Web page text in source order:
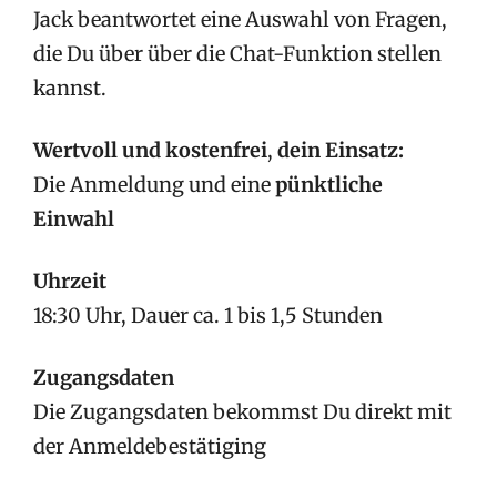
Jack beantwortet eine Auswahl von Fragen,
die Du über über die Chat-Funktion stellen
kannst.
Wertvoll und kostenfrei, dein Einsatz:
Die Anmeldung und einepünktliche
Einwahl
Uhrzeit
18:30 Uhr, Dauer ca. 1 bis 1,5 Stunden
Zugangsdaten
Die Zugangsdaten bekommst Du direkt mit
der Anmeldebestätiging